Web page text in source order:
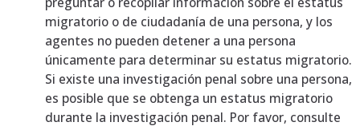
migratorio o de ciudadanía de una persona, y los
agentes no pueden detener a una persona
únicamente para determinar su estatus migratorio.
Si existe una investigación penal sobre una persona,
es posible que se obtenga un estatus migratorio
durante la investigación penal. Por favor, consulte